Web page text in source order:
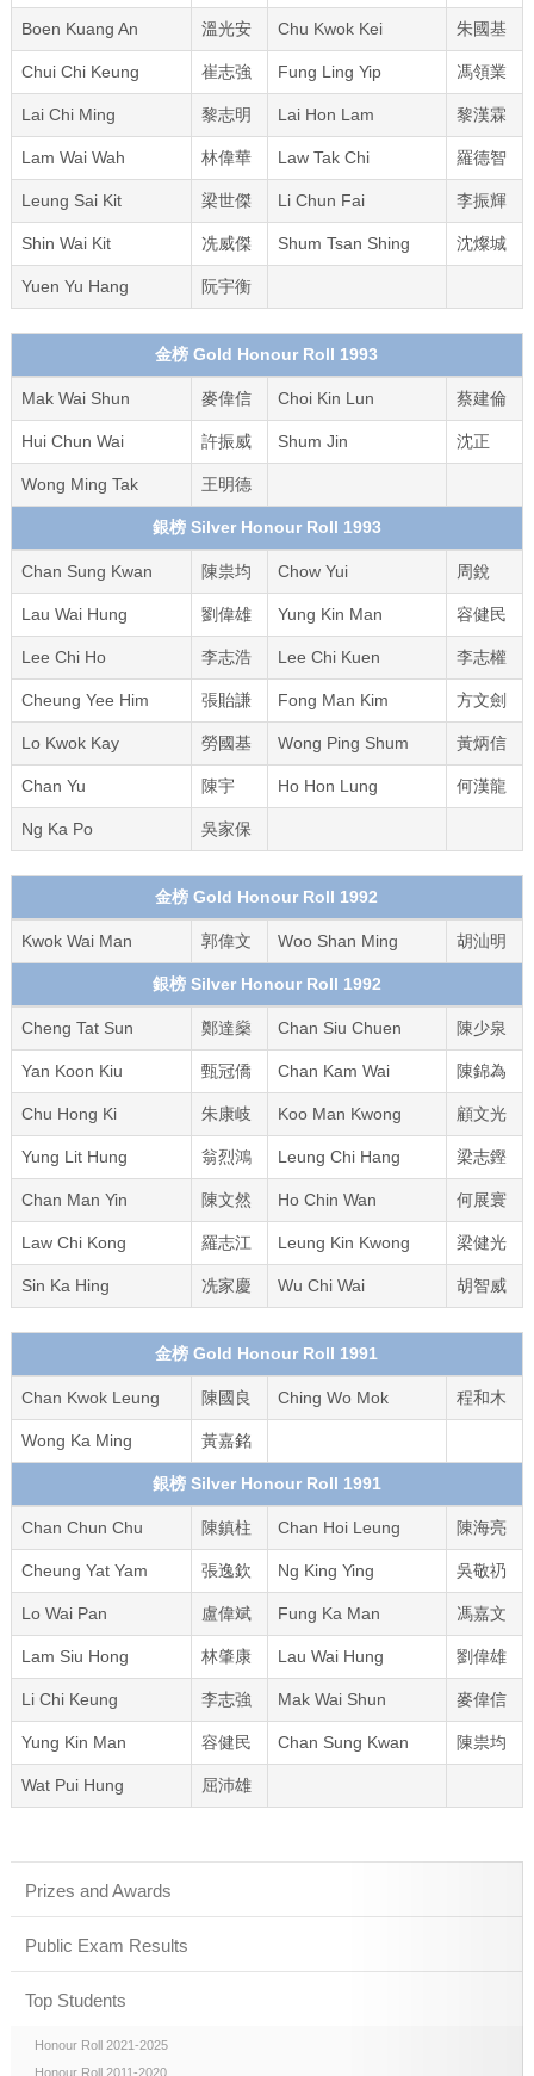
Boen Kuang An 溫光安 Chu Kwok Kei 朱國基
Chui Chi Keung 崔志強 Fung Ling Yip 馮領業
Lai Chi Ming 黎志明 Lai Hon Lam 黎漢霖
Lam Wai Wah 林偉華 Law Tak Chi 羅德智
Leung Sai Kit 梁世傑 Li Chun Fai 李振輝
Shin Wai Kit 冼威傑 Shum Tsan Shing 沈燦城
Yuen Yu Hang 阮宇衡
金榜 Gold Honour Roll 1993
Mak Wai Shun 麥偉信 Choi Kin Lun 蔡建倫
Hui Chun Wai 許振威 Shum Jin 沈正
Wong Ming Tak 王明德
銀榜 Silver Honour Roll 1993
Chan Sung Kwan 陳祟均 Chow Yui 周銳
Lau Wai Hung 劉偉雄 Yung Kin Man 容健民
Lee Chi Ho 李志浩 Lee Chi Kuen 李志權
Cheung Yee Him 張貽謙 Fong Man Kim 方文劍
Lo Kwok Kay 勞國基 Wong Ping Shum 黃炳信
Chan Yu 陳宇 Ho Hon Lung 何漢龍
Ng Ka Po 吳家保
金榜 Gold Honour Roll 1992
Kwok Wai Man 郭偉文 Woo Shan Ming 胡汕明
銀榜 Silver Honour Roll 1992
Cheng Tat Sun 鄭達燊 Chan Siu Chuen 陳少泉
Yan Koon Kiu 甄冠僑 Chan Kam Wai 陳錦為
Chu Hong Ki 朱康岐 Koo Man Kwong 顧文光
Yung Lit Hung 翁烈鴻 Leung Chi Hang 梁志鏗
Chan Man Yin 陳文然 Ho Chin Wan 何展寰
Law Chi Kong 羅志江 Leung Kin Kwong 梁健光
Sin Ka Hing 冼家慶 Wu Chi Wai 胡智威
金榜 Gold Honour Roll 1991
Chan Kwok Leung 陳國良 Ching Wo Mok 程和木
Wong Ka Ming 黃嘉銘
銀榜 Silver Honour Roll 1991
Chan Chun Chu 陳鎮柱 Chan Hoi Leung 陳海亮
Cheung Yat Yam 張逸欽 Ng King Ying 吳敬礽
Lo Wai Pan 盧偉斌 Fung Ka Man 馮嘉文
Lam Siu Hong 林肇康 Lau Wai Hung 劉偉雄
Li Chi Keung 李志強 Mak Wai Shun 麥偉信
Yung Kin Man 容健民 Chan Sung Kwan 陳祟均
Wat Pui Hung 屈沛雄
Prizes and Awards
Public Exam Results
Top Students
Honour Roll 2021-2025
Honour Roll 2011-2020